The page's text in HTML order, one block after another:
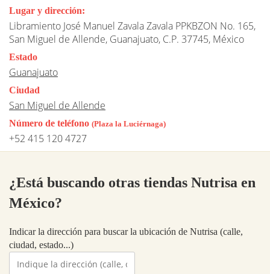
Lugar y dirección:
Libramiento José Manuel Zavala Zavala PPKBZON No. 165,
San Miguel de Allende, Guanajuato, C.P. 37745, México
Estado
Guanajuato
Ciudad
San Miguel de Allende
Número de teléfono (Plaza la Luciérnaga)
+52 415 120 4727
¿Está buscando otras tiendas Nutrisa en
México?
Indicar la dirección para buscar la ubicación de Nutrisa (calle,
ciudad, estado...)